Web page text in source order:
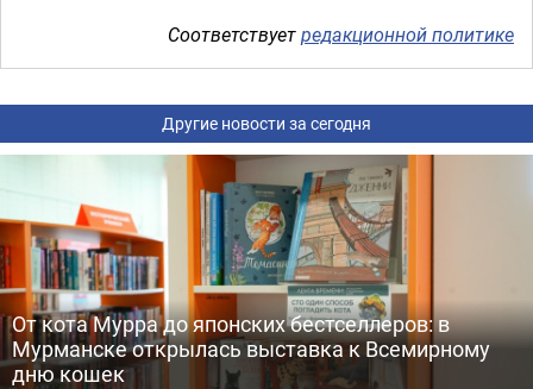
Соответствуетредакционной политике
Другие новости за сегодня
От кота Мурра до японских бестселлеров: в
Мурманске открылась выставка к Всемирному
дню кошек